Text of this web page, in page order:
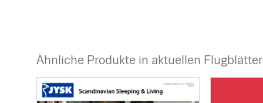
Ähnliche Produkte in aktuellen